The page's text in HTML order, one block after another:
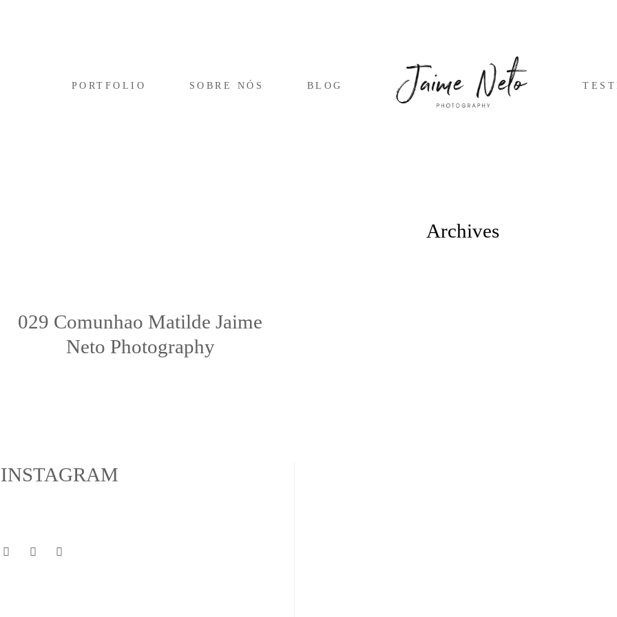
PORTFOLIO SOBRE NÓS BLOG
Archives
029 Comunhao Matilde Jaime
Neto Photography
INSTAGRAM